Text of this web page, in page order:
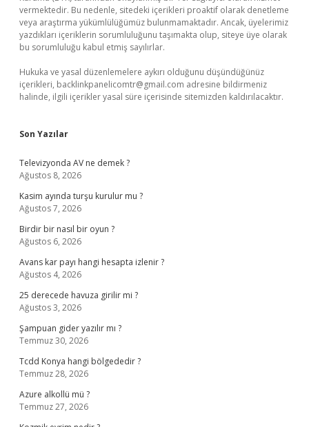
vermektedir. Bu nedenle, sitedeki içerikleri proaktif olarak denetleme
veya araştırma yükümlülüğümüz bulunmamaktadır. Ancak, üyelerimiz
yazdıkları içeriklerin sorumluluğunu taşımakta olup, siteye üye olarak
bu sorumluluğu kabul etmiş sayılırlar.
Hukuka ve yasal düzenlemelere aykırı olduğunu düşündüğünüz
içerikleri, backlinkpanelicomtr@gmail.com adresine bildirmeniz
halinde, ilgili içerikler yasal süre içerisinde sitemizden kaldırılacaktır.
Son Yazılar
Televizyonda AV ne demek ?
Ağustos 8, 2026
Kasim ayında turşu kurulur mu ?
Ağustos 7, 2026
Birdir bir nasıl bir oyun ?
Ağustos 6, 2026
Avans kar payı hangi hesapta izlenir ?
Ağustos 4, 2026
25 derecede havuza girilir mi ?
Ağustos 3, 2026
Şampuan gider yazılır mı ?
Temmuz 30, 2026
Tcdd Konya hangi bölgededir ?
Temmuz 28, 2026
Azure alkollü mü ?
Temmuz 27, 2026